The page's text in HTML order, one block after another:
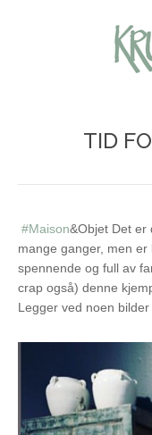
TID
#Maison&Objet Det
mange ganger, men er
spennende og full av
crap også) denne
Legger ved noen bilder
LOG IN
Glemt ditt